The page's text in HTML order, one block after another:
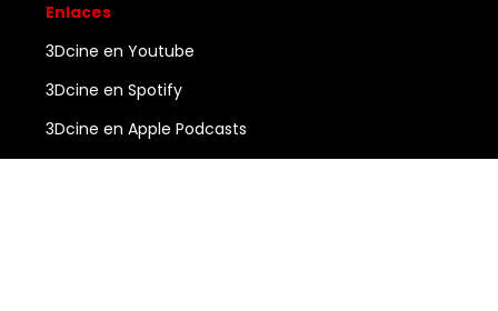
Enlaces
3Dcine en Youtube
3Dcine en Spotify
3Dcine en Apple Podcasts